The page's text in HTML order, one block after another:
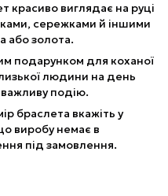
красиво виглядає на руці
сережками й іншими
або золота.
подарунком для коханої
людини на день
подію.
браслета вкажіть у
виробу немає в
під замовлення.